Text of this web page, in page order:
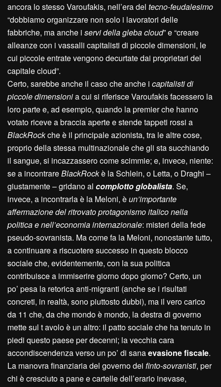
ancora lo stesso Varoufakis, nell’era del tecno-feudalesimo
“dobbiamo organizzare non solo i lavoratori delle
fabbriche, ma anche i servi della gleba cloud” e “creare
alleanze con i vassalli capitalisti di piccole dimensioni, le
cui piccole entrate vengono decurtate dai proprietari del
capitale cloud”.
Certo, sarebbe anche il caso che anche i capitalisti di
piccole dimensionia cui si riferisce Varoufakis facessero la
loro parte e, ad esempio, quando la premier che hanno
votato riceve a braccia aperte e stende tappeti rossi a
BlackRockche è il principale azionista, tra le altre cose,
proprio della stessa multinazionale che gli sta succhiando
il sangue, si incazzassero come scimmie; e, invece, niente:
se a incontrareBlackRockè la Schlein, o Letta, o Draghi –
giustamente – gridano al complotto globalista. Se,
invece, a incontrarla è la Meloni, èun’importante
affermazione del ritrovato protagonismo italico nella
politica e nell’economia internazionale: misteri della fede
pseudo-sovranista. Ma come fa la Meloni, nonostante tutto,
a continuare a riscuotere successo in questo blocco
sociale che, evidentemente, con la sua politica
contribuisce a immiserire giorno dopo giorno? Certo, un
po’ pesa la retorica anti-migranti (anche se i risultati
concreti, in realtà, sono piuttosto dubbi), ma il vero carico
da 11 che, da che mondo è mondo, la destra di governo
mette sul t avolo è un altro: il patto sociale che ha tenuto in
piedi questo paese per decenni; la vecchia cara
accondiscendenza verso un po’ di sanaevasione fiscale.
La manovra finanziaria del governo dei finto-sovranisti, per
chi è cresciuto a pane e cartelle dell’erario inevase,